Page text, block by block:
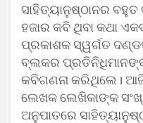
ସାହିତ୍ୟାନୁଷ୍ଠାନର ବହୁତ
ହଜାର କବି ଥିବା କଥା
ପ୍ରକାଶକ ସ୍ୱର୍ଗତ
ବ୍ଲକର
କବିଗଣନା କରିଥିଲେ।
ଲେଖକ ଲେଖିକାଙ୍କ
ଅନୁପାତରେ